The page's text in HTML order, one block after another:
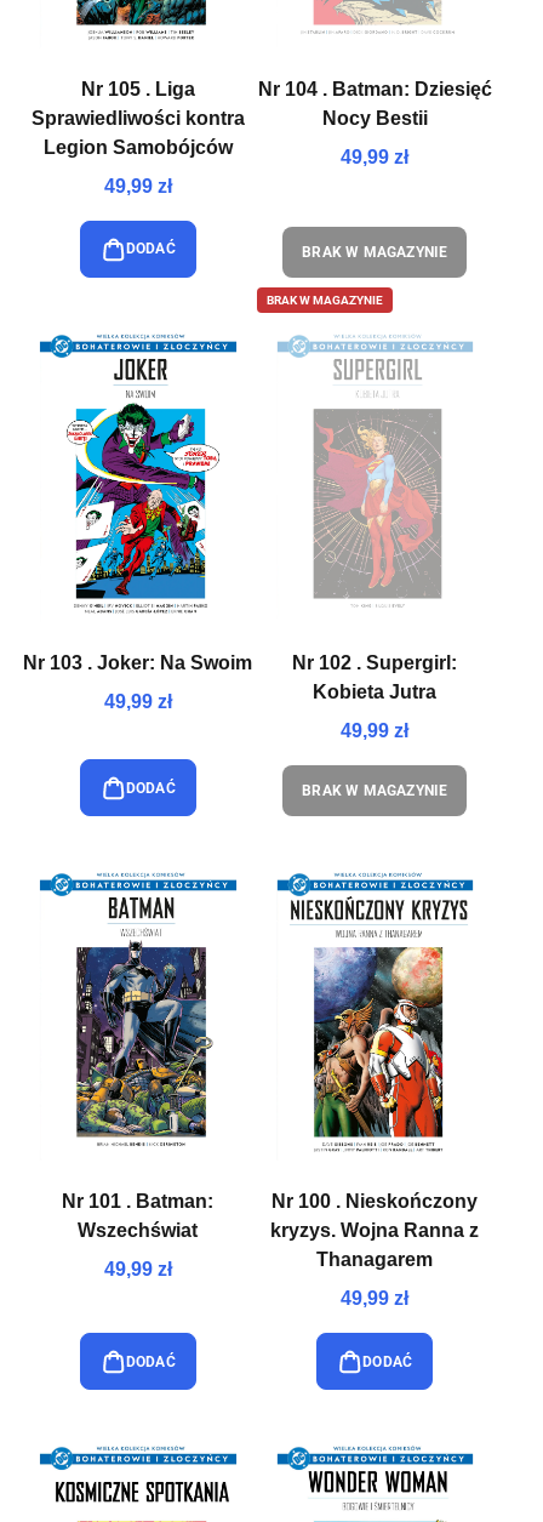
Nr 105 . Liga
Sprawiedliwości kontra
Legion Samobójców
49,99 zł
DODAĆ
Nr 104 . Batman: Dziesięć
Nocy Bestii
49,99 zł
BRAK W MAGAZYNIE
Nr 103 . Joker: Na Swoim
49,99 zł
DODAĆ
BRAK W MAGAZYNIE
Nr 102 . Supergirl:
Kobieta Jutra
49,99 zł
BRAK W MAGAZYNIE
Nr 101 . Batman:
Wszechświat
49,99 zł
DODAĆ
Nr 100 . Nieskończony
kryzys. Wojna Ranna z
Thanagarem
49,99 zł
DODAĆ